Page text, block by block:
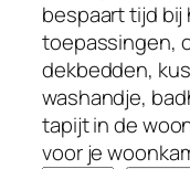
bespaart tijd
toepassingen,
dekbedden,
washandje,
tapijt in de
voor je